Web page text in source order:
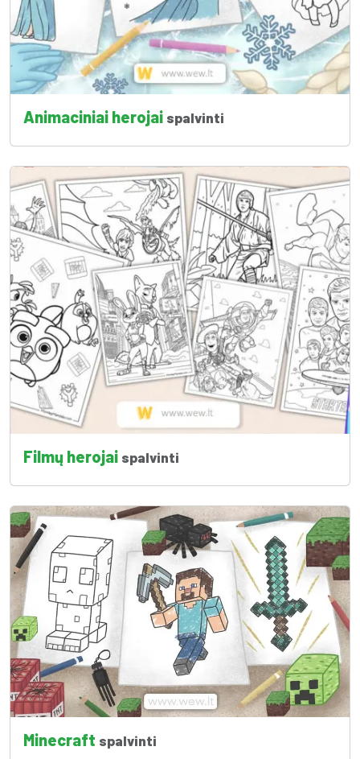
Animaciniai herojai spalvinti
Filmų herojai spalvinti
Minecraft spalvinti